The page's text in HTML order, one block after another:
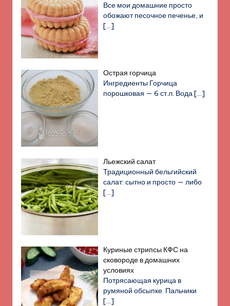
Все мои домашние просто
обожают песочное печенье, и
[…]
Острая горчица
Ингредиенты Горчица
порошковая — 6 ст.л. Вода[…]
Льежский салат
Традиционный бельгийский
салат: сытно и просто — либо
[…]
Куриные стрипсы КФС на
сковороде в домашних
условиях
Потрясающая курица в
румяной обсыпке. Пальчики
[…]